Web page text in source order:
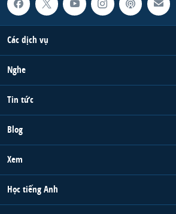
Các dịch vụ
Nghe
Tin tức
Blog
Xem
Học tiếng Anh